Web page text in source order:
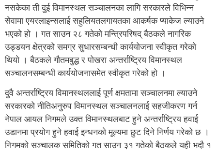
नसकेका ती दुई विमानस्थल सञ्चालनका लागि सरकारले विभिन्न
सेवामा एयरलाइन्सलाई सहुलियतलगायतका आकर्षक प्याकेज ल्याउने
भएको हो । गत साउन २८ गतेको मन्त्रिपरिषद् बैठकले नागरिक
उड्डयन क्षेत्रको समग्र सुधारसम्बन्धी कार्ययोजना स्वीकृत गरेको
थियो । बैठकले गौतमबुद्ध र पोखरा अन्तर्राष्ट्रिय विमानस्थल
सञ्चालनसम्बन्धी कार्ययोजनासमेत स्वीकृत गरेको हो ।
दुवै अन्तर्राष्ट्रिय विमानस्थललाई पूर्ण क्षमतामा सञ्चालनमा ल्याउने
सरकारको नीतिअनुरुप विमानस्थल सञ्चालनलाई सहजीकरण गर्न
नेपाल आयल निगमले उक्त विमानस्थलबाट हुने अन्तर्राष्ट्रिय हवाई
उडानमा प्रयोग हुने हवाई इन्धनको मूल्यमा छुट दिने निर्णय गरेको छ ।
निगमको सञ्चालक समितिको गत साउन ३१ गतेको बैठकले यही भदौ १